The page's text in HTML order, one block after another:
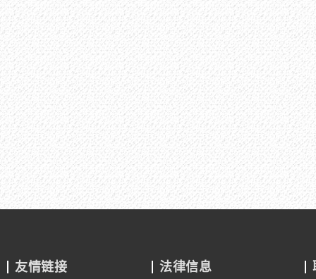
友情链接 法律信息